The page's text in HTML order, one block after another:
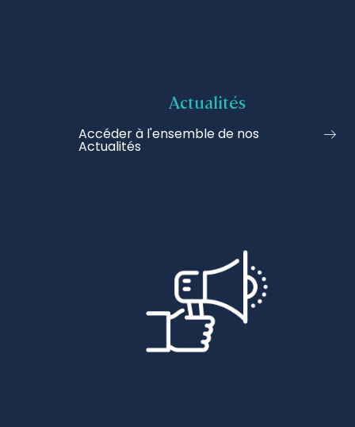
Actualités
Accéder à l'ensemble de nos
Actualités